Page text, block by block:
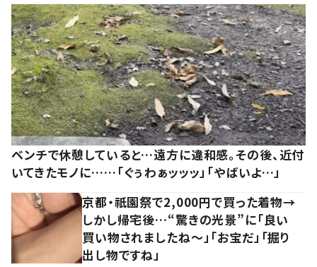
ベンチで休憩していると…遠方に違和感。その後、近付
いてきたモノに……「ぐぅわぁッッッ」「やばいよ…」
京都・祇園祭で2,000円で買った着物→
しかし帰宅後…“驚きの光景”に「良い
買い物されましたね～」「お宝だ」「掘り
出し物ですね」